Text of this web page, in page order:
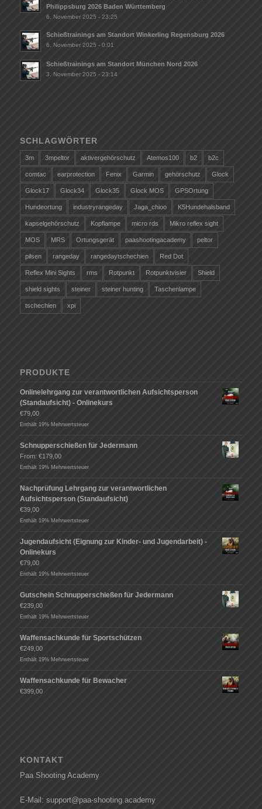
Philippsburg 2026 Baden Württemberg
6. November 2025 - 23:25
Schießtrainings am Standort Winkerling Regensburg 2026
6. November 2025 - 0:01
Schießtrainings am Standort München Nord 2026
3. November 2025 - 23:14
SCHLAGWÖRTER
3m 3mpeltor aktivergehörschutz Atemos100 b2 b2c
comtac earprotection Fenix Garmin gehörschutz Glock
Glock17 Glock34 Glock35 Glock MOS GPSOrtung
Hundeortung industryrangeday Jaga_chioo K5Hundehalsband
kapselgehörschutz Kopflampe micro rds Mikro reflex sight
MOS MRS Ortungsgerät paashootingacademy peltor
pilsen rangeday rangedaytschechien Red Dot
Reflex Mini Sights rms Rotpunkt Rotpunktvisier Shield
shield sights steiner steiner hunting Taschenlampe
tschechien xpi
PRODUKTE
Onlinelehrgang zur verantwortlichen Aufsichtsperson
(Standaufsicht) - Onlinekurs
€79,00
Enthält 19% Mehrwertsteuer
Schnupperschießen für Jedermann
From: €179,00
Enthält 19% Mehrwertsteuer
Nachprüfung Lehrgang zur verantwortlichen
Aufsichtsperson (Standaufsicht)
€39,00
Enthält 19% Mehrwertsteuer
Jugendaufsicht (Eignung zur Kinder- und Jugendarbeit) -
Onlinekurs
€79,00
Enthält 19% Mehrwertsteuer
Gutschein Schnupperschießen für Jedermann
€239,00
Enthält 19% Mehrwertsteuer
Waffensachkunde für Sportschützen
€249,00
Enthält 19% Mehrwertsteuer
Waffensachkunde für Bewacher
€399,00
KONTAKT
Paa Shooting Academy
E-Mail: support@paa-shooting.academy